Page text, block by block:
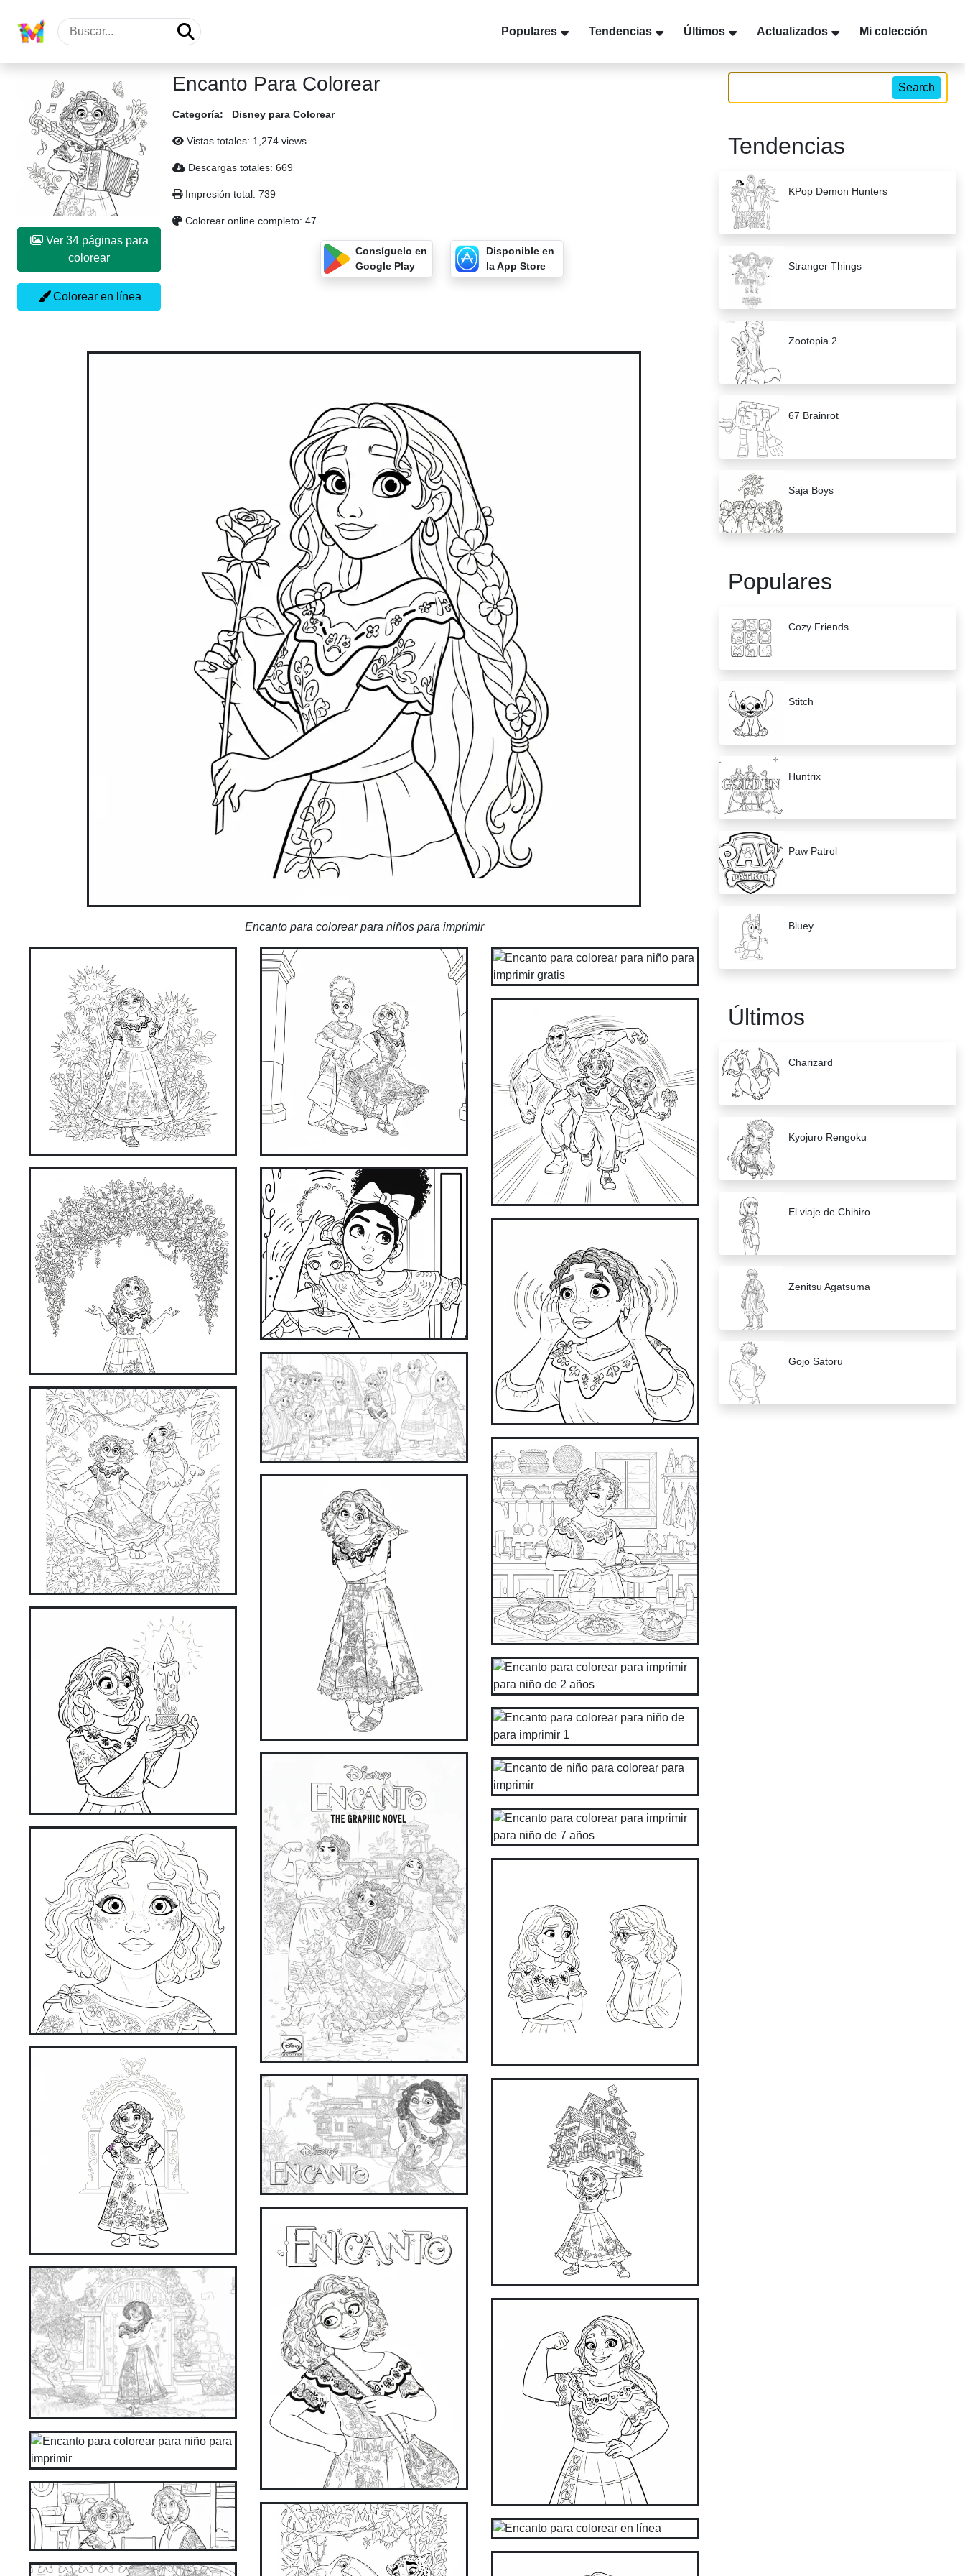
Populares Tendencias Últimos Actualizados Mi colección
Ver 34 páginas para
colorear
Colorear en línea
Encanto Para Colorear
Categoría: Disney para Colorear
Vistas totales: 1,274 views
Descargas totales: 669
Impresión total: 739
Colorear online completo: 47
Consíguelo en
Google Play
Disponible en
la App Store
Encanto para colorear para niños para imprimir
Search
Tendencias
KPop Demon Hunters
Stranger Things
Zootopia 2
67 Brainrot
Saja Boys
Populares
Cozy Friends
Stitch
Huntrix
Paw Patrol
Bluey
Últimos
Charizard
Kyojuro Rengoku
El viaje de Chihiro
Zenitsu Agatsuma
Gojo Satoru